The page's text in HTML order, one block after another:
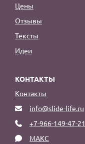
Цены
Отзывы
Тексты
Идеи
КОНТАКТЫ
Контакты
info@slide-life.ru
+7-966-149-47-21
МАКС